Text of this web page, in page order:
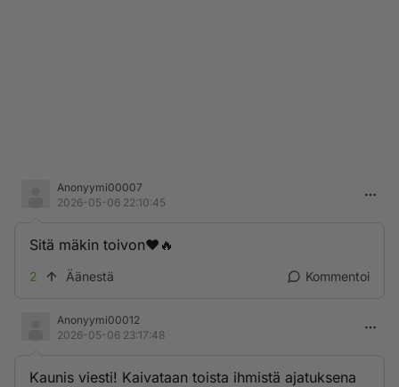
Anonyymi00007
2026-05-06 22:10:45
Sitä mäkin toivon❤️🔥
2 Äänestä Kommentoi
Anonyymi00012
2026-05-06 23:17:48
Kaunis viesti! Kaivataan toista ihmistä ajatuksena